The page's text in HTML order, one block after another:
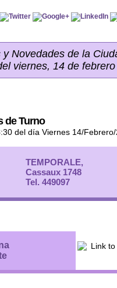
y Novedades de la
viernes, 14 de
de Turno
del día Viernes 14/
TEMPORALE,
Cassaux 1748
Tel. 449097